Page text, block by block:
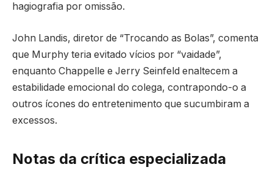
hagiografia por omissão.
John Landis, diretor de “Trocando as Bolas”, comenta
que Murphy teria evitado vícios por “vaidade”,
enquanto Chappelle e Jerry Seinfeld enaltecem a
estabilidade emocional do colega, contrapondo-o a
outros ícones do entretenimento que sucumbiram a
excessos.
Notas da crítica especializada